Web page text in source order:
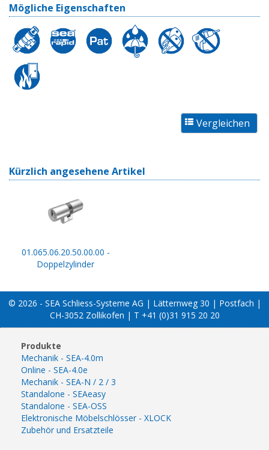
Mögliche Eigenschaften
Kürzlich angesehene Artikel
01.065.06.20.50.00.00 -
Doppelzylinder
© 2026 - SEA Schliess-Systeme AG | Lätternweg 30 | Postfach |
CH-3052 Zollikofen | T +41 (0)31 915 20 20
Produkte
Mechanik - SEA-4.0m
Online - SEA-4.0e
Mechanik - SEA-N / 2 / 3
Standalone - SEAeasy
Standalone - SEA-OSS
Elektronische Möbelschlösser - XLOCK
Zubehör und Ersatzteile